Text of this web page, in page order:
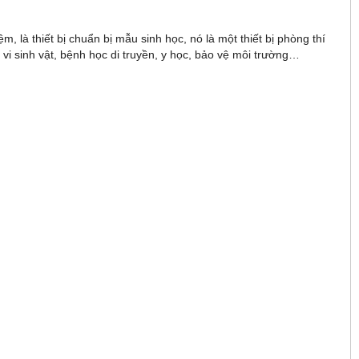
là thiết bị chuẩn bị mẫu sinh học, nó là một thiết bị phòng thí
sinh vật, bệnh học di truyền, y học, bảo vệ môi trường…